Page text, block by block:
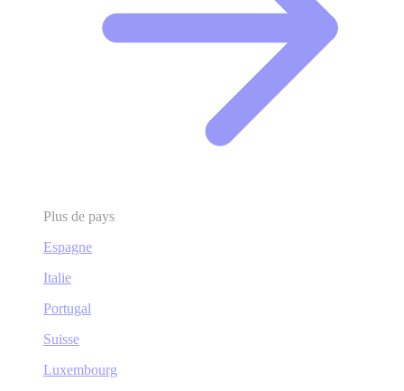
Plus de pays
Espagne
Italie
Portugal
Suisse
Luxembourg